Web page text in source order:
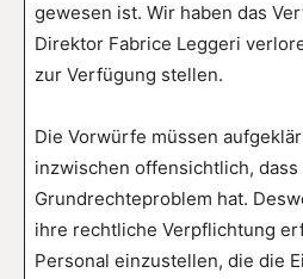
gewesen ist. Wir haben das
Direktor Fabrice Leggeri
zur Verfügung stellen.
Die Vorwürfe müssen
inzwischen offensichtlich,
Grundrechteproblem hat.
ihre rechtliche Verpflichtung
Personal einzustellen, die die